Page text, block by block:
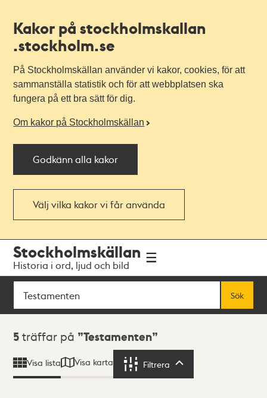
Kakor på stockholmskallan
.stockholm.se
På Stockholmskällan använder vi kakor, cookies, för att
sammanställa statistik och för att webbplatsen ska
fungera på ett bra sätt för dig.
Om kakor på Stockholmskällan
Godkänn alla kakor
Välj vilka kakor vi får använda
navigationen
huvudinnehållet
Stockholmskällan
Historia i ord, ljud och bild
Sök
Sök
Sökresultat
5 träffar på Testamenten
Visa lista Visa karta Filtrera